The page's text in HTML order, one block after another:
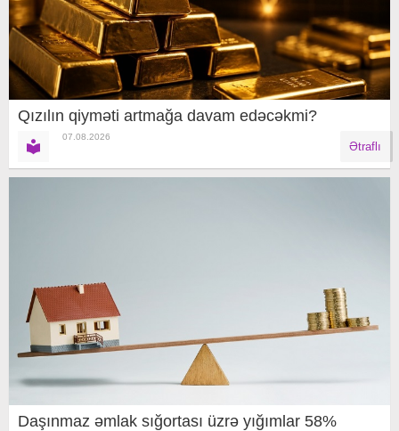
Qızılın qiyməti artmağa davam edəcəkmi?
07.08.2026
Ətraflı
Daşınmaz əmlak sığortası üzrə yığımlar 58%